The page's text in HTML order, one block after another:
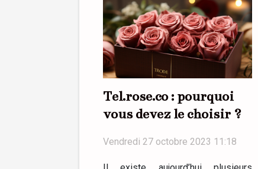
Tel.rose.co : pourquoi
vous devez le choisir ?
Vendredi 27 octobre 2023 11:18